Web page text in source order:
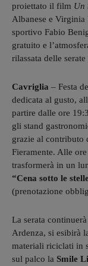
proiettato il film Un
Albanese e Virginia
sportivo Fabio
gratuito e
rilassata delle
Cavriglia – Festa
dedicata al gusto,
partire dalle ore
gli stand
grazie al contributo
Fieramente. Alle
trasformerà in un
“Cena sotto le
(prenotazione
La serata
Ardenza, si esibirà
materiali riciclati in
sul palco la Smile